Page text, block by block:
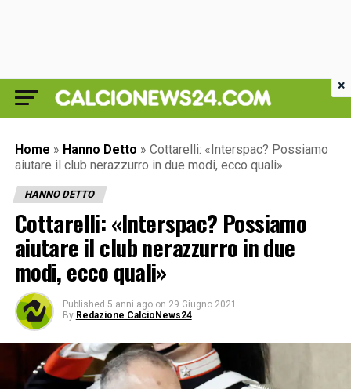
Home » Hanno Detto » Cottarelli: «Interspac? Possiamo
aiutare il club nerazzurro in due modi, ecco quali»
HANNO DETTO
Cottarelli: «Interspac? Possiamo
aiutare il club nerazzurro in due
modi, ecco quali»
Published 5 anni ago on 29 Giugno 2021
By Redazione CalcioNews24
×